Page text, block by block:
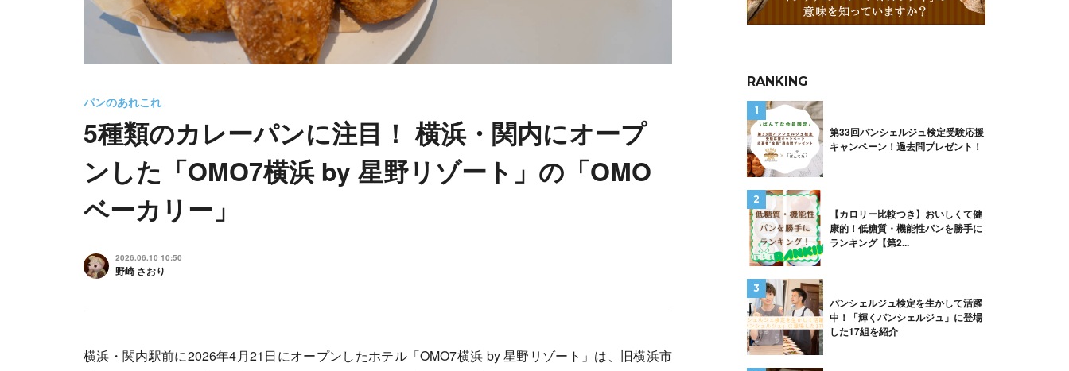
パンのあれこれ
5種類のカレーパンに注目！ 横浜・関内にオープ
ンした「OMO7横浜 by 星野リゾート」の「OMO
ベーカリー」
2026.06.10 10:50
野崎 さおり
横浜・関内駅前に2026年4月21日にオープンしたホテル「OMO7横浜 by 星野リゾート」は、旧横浜市
RANKING
第33回パンシェルジュ検定受験応援
キャンペーン！過去問プレゼント！
【カロリー比較つき】おいしくて健
康的！低糖質・機能性パンを勝手に
ランキング【第2...
パンシェルジュ検定を生かして活躍
中！「輝くパンシェルジュ」に登場
した17組を紹介